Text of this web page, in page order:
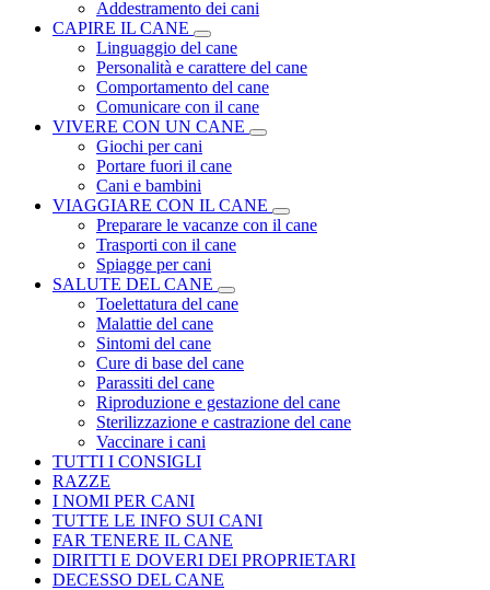
Addestramento dei cani
CAPIRE IL CANE
Linguaggio del cane
Personalità e carattere del cane
Comportamento del cane
Comunicare con il cane
VIVERE CON UN CANE
Giochi per cani
Portare fuori il cane
Cani e bambini
VIAGGIARE CON IL CANE
Preparare le vacanze con il cane
Trasporti con il cane
Spiagge per cani
SALUTE DEL CANE
Toelettatura del cane
Malattie del cane
Sintomi del cane
Cure di base del cane
Parassiti del cane
Riproduzione e gestazione del cane
Sterilizzazione e castrazione del cane
Vaccinare i cani
TUTTI I CONSIGLI
RAZZE
I NOMI PER CANI
TUTTE LE INFO SUI CANI
FAR TENERE IL CANE
DIRITTI E DOVERI DEI PROPRIETARI
DECESSO DEL CANE